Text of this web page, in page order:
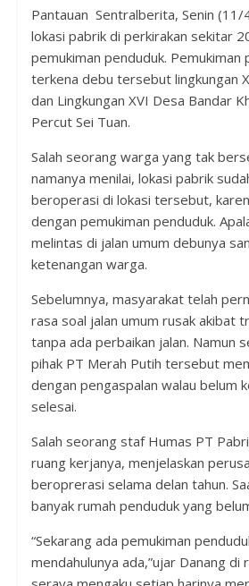
Pantauan Sentralberita, Senin
lokasi pabrik di perkirakan sekitar
pemukiman penduduk. Pemukiman
terkena debu tersebut lingkungan
dan Lingkungan XVI Desa Bandar
Percut Sei Tuan.
Salah seorang warga yang tak
namanya menilai, lokasi pabrik
beroperasi di lokasi tersebut,
dengan pemukiman penduduk.
melintas di jalan umum debunya
ketenangan warga.
Sebelumnya, masyarakat telah
rasa soal jalan umum rusak akibat
tanpa ada perbaikan jalan. Namun
pihak PT Merah Putih tersebut
dengan pengaspalan walau belum
selesai.
Salah seorang staf Humas PT
ruang kerjanya, menjelaskan
beroprerasi selama delan tahun.
banyak rumah penduduk yang
“Sekarang ada pemukiman
mendahulunya ada,”ujar Danang di